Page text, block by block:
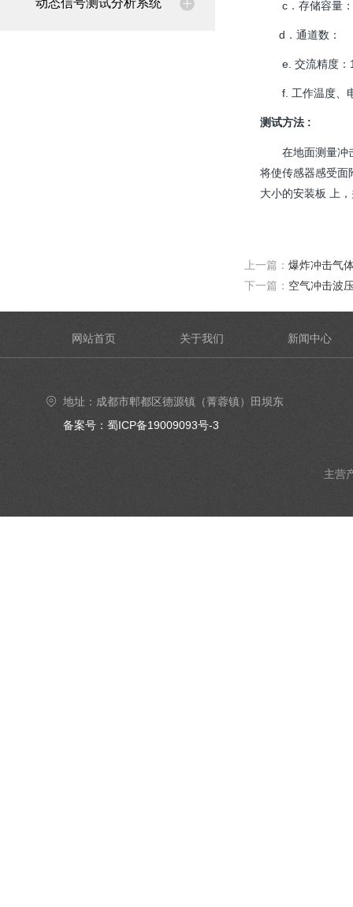
动态信号测试分析系统 c．存储容量：
d．通道数：
e. 交流精度：
f. 工作温度、
测试方法 :
在地面测量冲击
将使传感器感受面
大小的安装板 上
上一篇： 爆炸冲击气
下一篇： 空气冲击波
网站首页 关于我们 新闻中心
地址：成都市郫都区德源镇（菁蓉镇）田坝东
街6号4楼402号室
备案号：蜀ICP备19009093号-3
主营